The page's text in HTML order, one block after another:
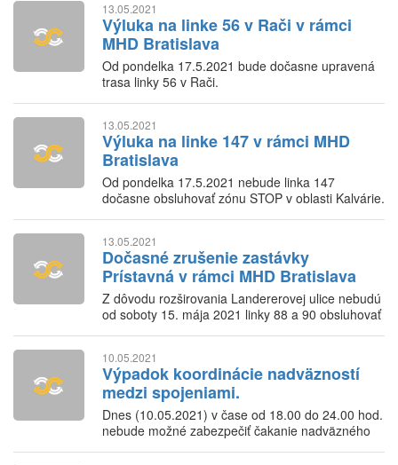
13.05.2021
Výluka na linke 56 v Rači v rámci
MHD Bratislava
Od pondelka 17.5.2021 bude dočasne upravená
trasa linky 56 v Rači.
13.05.2021
Výluka na linke 147 v rámci MHD
Bratislava
Od pondelka 17.5.2021 nebude linka 147
dočasne obsluhovať zónu STOP v oblasti Kalvárie.
13.05.2021
Dočasné zrušenie zastávky
Prístavná v rámci MHD Bratislava
Z dôvodu rozširovania Landererovej ulice nebudú
od soboty 15. mája 2021 linky 88 a 90 obsluhovať
10.05.2021
Výpadok koordinácie nadväzností
medzi spojeniami.
Dnes (10.05.2021) v čase od 18.00 do 24.00 hod.
nebude možné zabezpečiť čakanie nadväzného